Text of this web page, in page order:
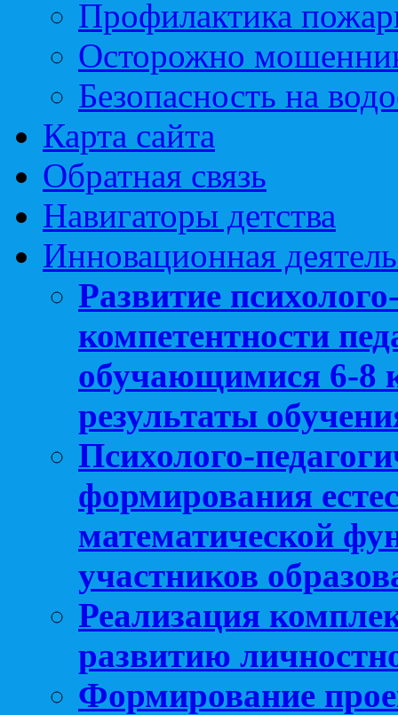
Профилактика
Осторожно
Безопасность на
Карта сайта
Обратная связь
Навигаторы детства
Инновационная
Развитие
компетентности
обучающимися 6-8
результаты
Психолого-
формирования
математической
участников
Реализация
развитию
Формирование